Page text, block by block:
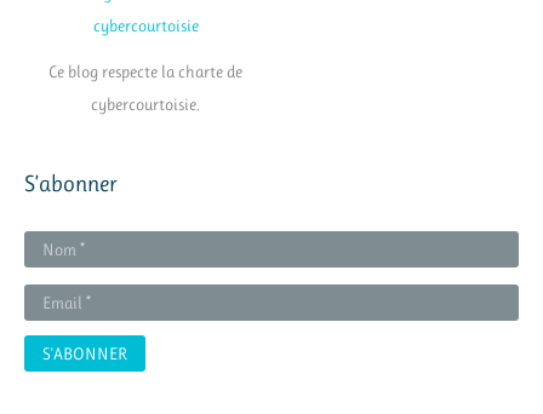
Ce blog respecte la charte de
cybercourtoisie.
S’abonner